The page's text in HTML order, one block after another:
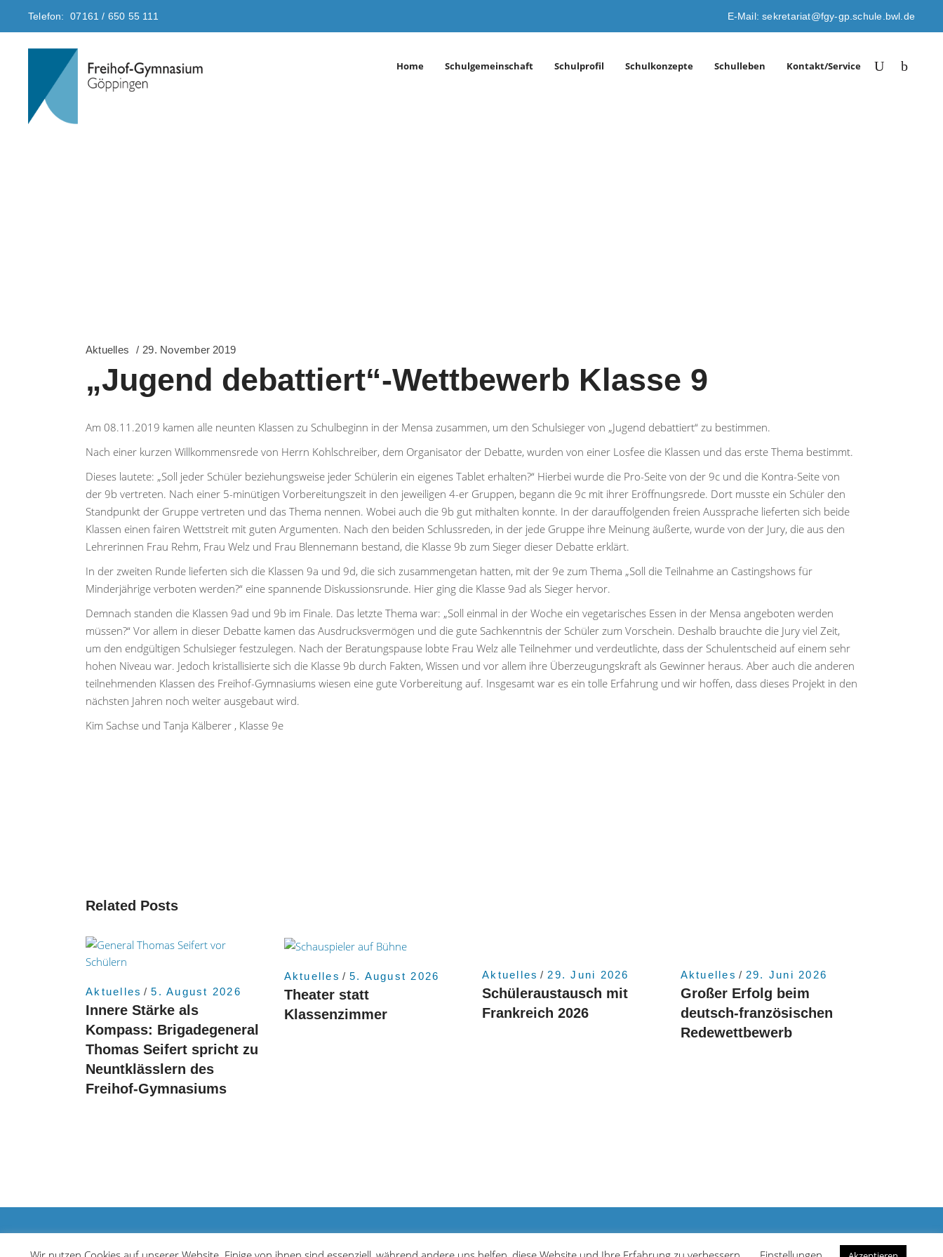
Telefon: 07161 / 650 55 111 E-Mail: sekretariat@fgy-gp.schule.bwl.de
Home Schulgemeinschaft Schulprofil Schulkonzepte Schulleben Kontakt/Service
Aktuelles 29. November 2019
„Jugend debattiert“-Wettbewerb Klasse 9
Am 08.11.2019 kamen alle neunten Klassen zu Schulbeginn in der Mensa zusammen, um den Schulsieger von „Jugend debattiert“ zu bestimmen.
Nach einer kurzen Willkommensrede von Herrn Kohlschreiber, dem Organisator der Debatte, wurden von einer Losfee die Klassen und das erste Thema bestimmt.
Dieses lautete: „Soll jeder Schüler beziehungsweise jeder Schülerin ein eigenes Tablet erhalten?“ Hierbei wurde die Pro-Seite von der 9c und die Kontra-Seite von
der 9b vertreten. Nach einer 5-minütigen Vorbereitungszeit in den jeweiligen 4-er Gruppen, begann die 9c mit ihrer Eröffnungsrede. Dort musste ein Schüler den
Standpunkt der Gruppe vertreten und das Thema nennen. Wobei auch die 9b gut mithalten konnte. In der darauffolgenden freien Aussprache lieferten sich beide
Klassen einen fairen Wettstreit mit guten Argumenten. Nach den beiden Schlussreden, in der jede Gruppe ihre Meinung äußerte, wurde von der Jury, die aus den
Lehrerinnen Frau Rehm, Frau Welz und Frau Blennemann bestand, die Klasse 9b zum Sieger dieser Debatte erklärt.
In der zweiten Runde lieferten sich die Klassen 9a und 9d, die sich zusammengetan hatten, mit der 9e zum Thema „Soll die Teilnahme an Castingshows für
Minderjährige verboten werden?“ eine spannende Diskussionsrunde. Hier ging die Klasse 9ad als Sieger hervor.
Demnach standen die Klassen 9ad und 9b im Finale. Das letzte Thema war: „Soll einmal in der Woche ein vegetarisches Essen in der Mensa angeboten werden
müssen?“ Vor allem in dieser Debatte kamen das Ausdrucksvermögen und die gute Sachkenntnis der Schüler zum Vorschein. Deshalb brauchte die Jury viel Zeit,
um den endgültigen Schulsieger festzulegen. Nach der Beratungspause lobte Frau Welz alle Teilnehmer und verdeutlichte, dass der Schulentscheid auf einem sehr
hohen Niveau war. Jedoch kristallisierte sich die Klasse 9b durch Fakten, Wissen und vor allem ihre Überzeugungskraft als Gewinner heraus. Aber auch die anderen
teilnehmenden Klassen des Freihof-Gymnasiums wiesen eine gute Vorbereitung auf. Insgesamt war es ein tolle Erfahrung und wir hoffen, dass dieses Projekt in den
nächsten Jahren noch weiter ausgebaut wird.
Kim Sachse und Tanja Kälberer , Klasse 9e
Related Posts
Aktuelles 5. August 2026
Innere Stärke als
Kompass: Brigadegeneral
Thomas Seifert spricht zu
Neuntklässlern des
Freihof-Gymnasiums
Aktuelles 5. August 2026
Theater statt
Klassenzimmer
Aktuelles 29. Juni 2026
Schüleraustausch mit
Frankreich 2026
Aktuelles 29. Juni 2026
Großer Erfolg beim
deutsch-französischen
Redewettbewerb
Impressum